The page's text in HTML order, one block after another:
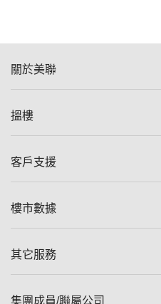
關於美聯
美聯集團
人才招募
搵樓
一手新盤
減價
美聯豪宅
獨家樓盤
租盤
客戶支援
自助放盤
查詢熱線
樓市數據
樓價指數
其它服務
屋苑專頁
集團成員/聯屬公司